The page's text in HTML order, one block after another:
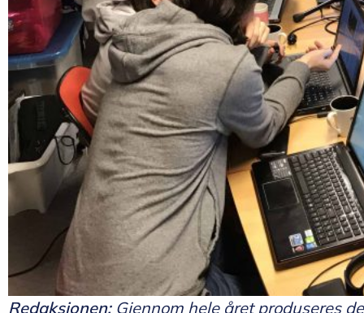
Redaksjonen:Gjennom hele året produseres